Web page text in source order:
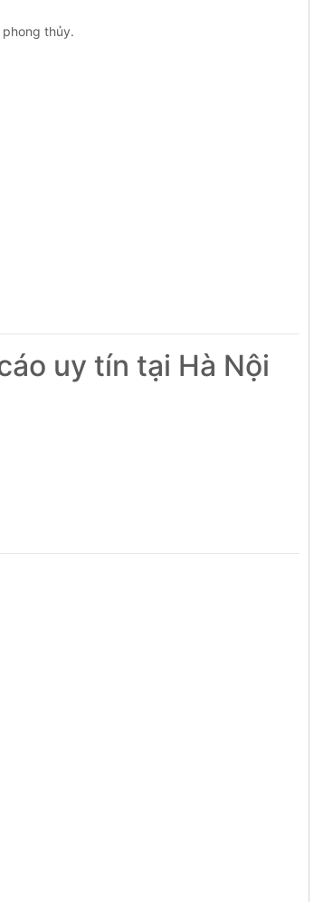
thủy.
uy tín tại Hà Nội